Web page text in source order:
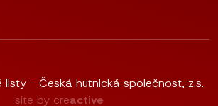
- Česká hutnická společnost, z.s.
site by creactive